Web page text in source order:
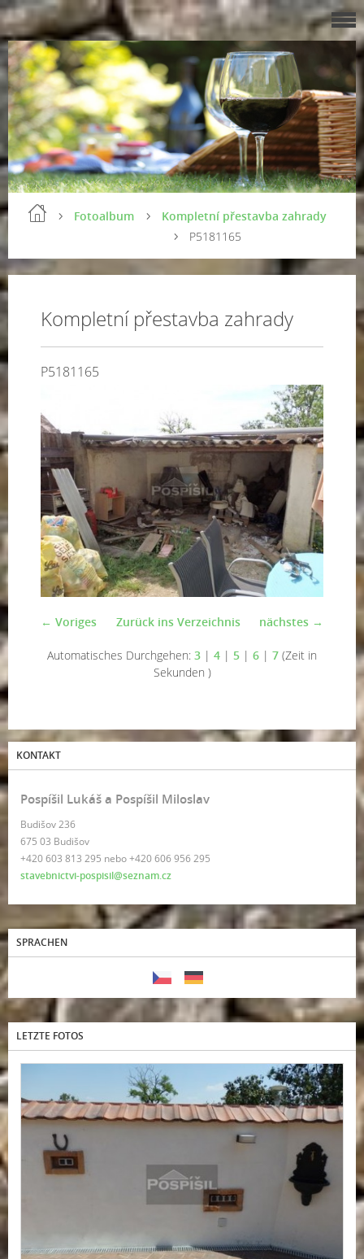
Fotoalbum
Kompletní přestavba zahrady
P5181165
Kompletní přestavba zahrady
P5181165
← Voriges nächstes →
Zurück ins Verzeichnis
Automatisches Durchgehen: 3 | 4 | 5 | 6 | 7 (Zeit in
Sekunden )
KONTAKT
Pospíšil Lukáš a Pospíšil Miloslav
Budišov 236
675 03 Budišov
+420 603 813 295 nebo +420 606 956 295
stavebnictvi-pospisil@seznam.cz
SPRACHEN
LETZTE FOTOS